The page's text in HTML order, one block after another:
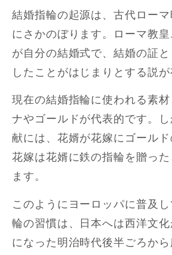
結婚指輪の起源は、古代ロー
にさかのぼります。ローマ教
が自分の結婚式で、結婚の証
したことがはじまりとする説が
現在の結婚指輪に使われる素
ナやゴールドが代表的です。
献には、花婿が花嫁にゴールド
花嫁は花婿に鉄の指輪を贈っ
ます。
このようにヨーロッパに普及
輪の習慣は、日本へは西洋文化
になった明治時代後半ごろか